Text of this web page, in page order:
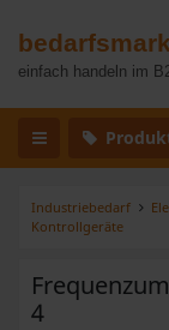
einfach handeln im
Industriebedarf
Kontrollgeräte
4